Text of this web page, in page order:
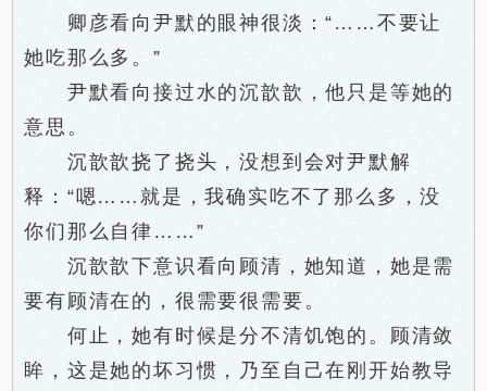
卿彦看向尹默的眼神很淡：“……不要让
她吃那么多。”
尹默看向接过水的沉歆歆，他只是等她的
意思。
沉歆歆挠了挠头，没想到会对尹默解
释：“嗯……就是，我确实吃不了那么多，没
你们那么自律……”
沉歆歆下意识看向顾清，她知道，她是需
要有顾清在的，很需要很需要。
何止，她有时候是分不清饥饱的。顾清敛
眸，这是她的坏习惯，乃至自己在刚开始教导